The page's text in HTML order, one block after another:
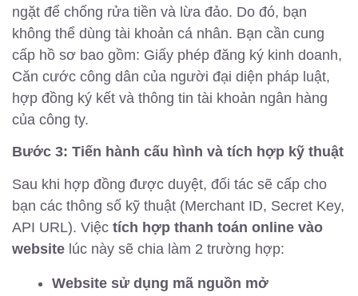
ngặt để chống rửa tiền và lừa đảo. Do đó, bạn
không thể dùng tài khoản cá nhân. Bạn cần cung
cấp hồ sơ bao gồm: Giấy phép đăng ký kinh doanh,
Căn cước công dân của người đại diện pháp luật,
hợp đồng ký kết và thông tin tài khoản ngân hàng
của công ty.
Bước 3: Tiến hành cấu hình và tích hợp kỹ thuật
Sau khi hợp đồng được duyệt, đối tác sẽ cấp cho
bạn các thông số kỹ thuật (Merchant ID, Secret Key,
API URL). Việc tích hợp thanh toán online vào
website lúc này sẽ chia làm 2 trường hợp:
Website sử dụng mã nguồn mở